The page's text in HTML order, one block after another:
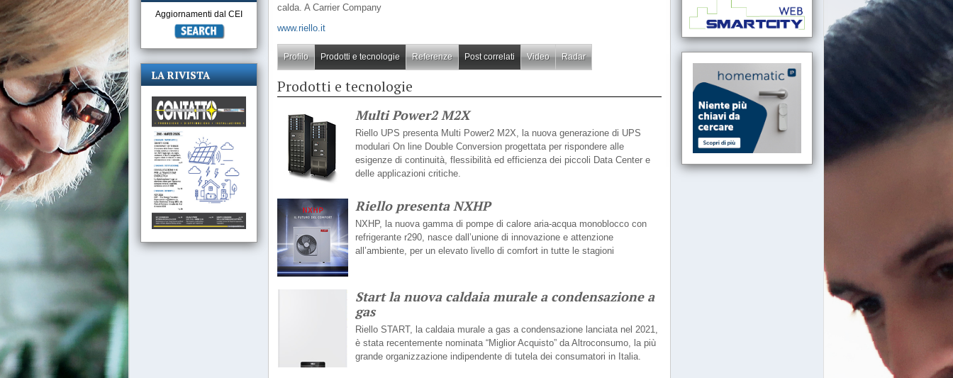
calda. A Carrier Company
www.riello.it
Profilo Prodotti e tecnologie Referenze Post correlati Video Radar
Prodotti e tecnologie
Multi Power2 M2X
Riello UPS presenta Multi Power2 M2X, la nuova generazione di UPS
modulari On line Double Conversion progettata per rispondere alle
esigenze di continuità, flessibilità ed efficienza dei piccoli Data Center e
delle applicazioni critiche.
Riello presenta NXHP
NXHP, la nuova gamma di pompe di calore aria-acqua monoblocco con
refrigerante r290, nasce dall’unione di innovazione e attenzione
all’ambiente, per un elevato livello di comfort in tutte le stagioni
Start la nuova caldaia murale a condensazione a
gas
Riello START, la caldaia murale a gas a condensazione lanciata nel 2021,
è stata recentemente nominata “Miglior Acquisto” da Altroconsumo, la più
grande organizzazione indipendente di tutela dei consumatori in Italia.
Aggiornamenti dal CEI
LA RIVISTA